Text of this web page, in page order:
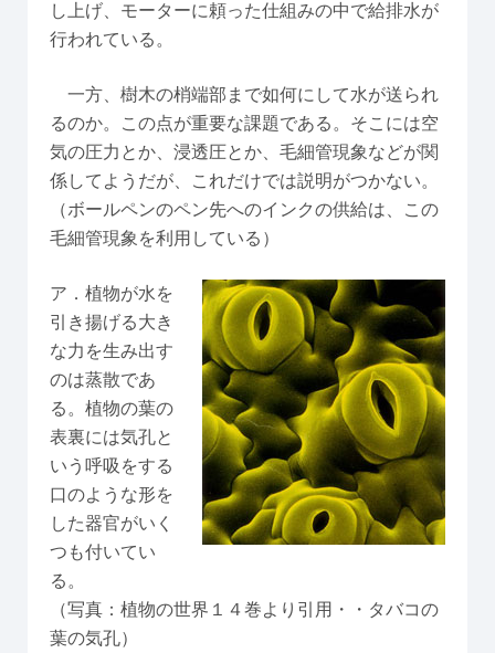
し上げ、モーターに頼った仕組みの中で給排水が
行われている。
一方、樹木の梢端部まで如何にして水が送られ
るのか。この点が重要な課題である。そこには空
気の圧力とか、浸透圧とか、毛細管現象などが関
係してようだが、これだけでは説明がつかない。
（ボールペンのペン先へのインクの供給は、この
毛細管現象を利用している）
ア．植物が水を
引き揚げる大き
な力を生み出す
のは蒸散であ
る。植物の葉の
表裏には気孔と
いう呼吸をする
口のような形を
した器官がいく
つも付いてい
る。
（写真：植物の世界１４巻より引用・・タバコの
葉の気孔）